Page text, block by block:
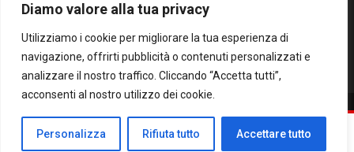
Diamo valore alla tua privacy
Utilizziamo i cookie per migliorare la tua esperienza di
navigazione, offrirti pubblicità o contenuti personalizzati e
analizzare il nostro traffico. Cliccando “Accetta tutti”,
acconsenti al nostro utilizzo dei cookie.
Personalizza Rifiuta tutto Accettare tutto
CARITÁ GIUBILEO
CULTURA MEDIA
Facebook
WhatsApp
Threads
Email
Condividi